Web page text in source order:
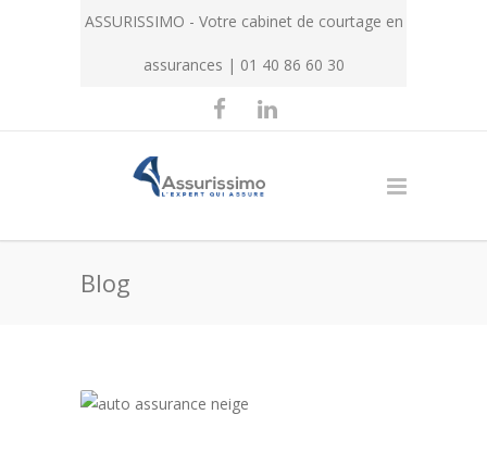
ASSURISSIMO - Votre cabinet de courtage en
assurances | 01 40 86 60 30
Blog